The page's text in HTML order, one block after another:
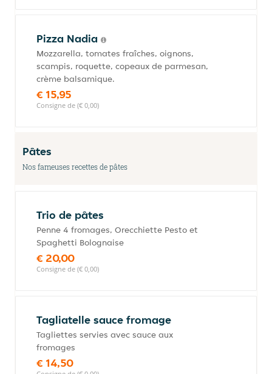
Pizza Nadia
Mozzarella, tomates fraîches, oignons,
scampis, roquette, copeaux de parmesan,
crème balsamique.
€ 15,95
Consigne de (€ 0,00)
Pâtes
Nos fameuses recettes de pâtes
Trio de pâtes
Penne 4 fromages, Orecchiette Pesto et
Spaghetti Bolognaise
€ 20,00
Consigne de (€ 0,00)
Tagliatelle sauce fromage
Tagliettes servies avec sauce aux
fromages
€ 14,50